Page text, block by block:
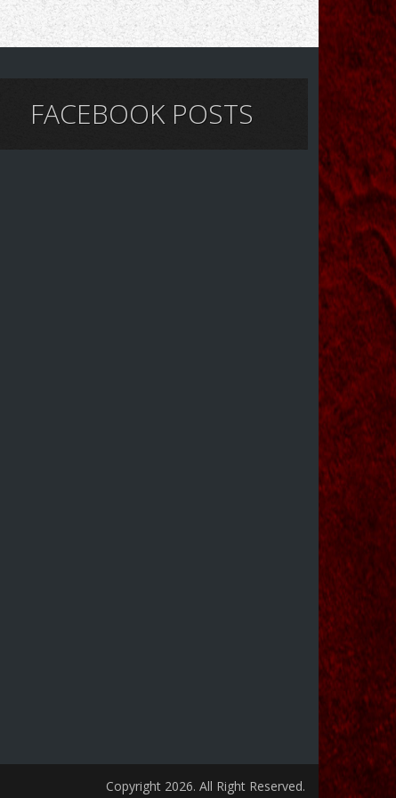
FACEBOOK POSTS
Copyright 2026. All Right Reserved.